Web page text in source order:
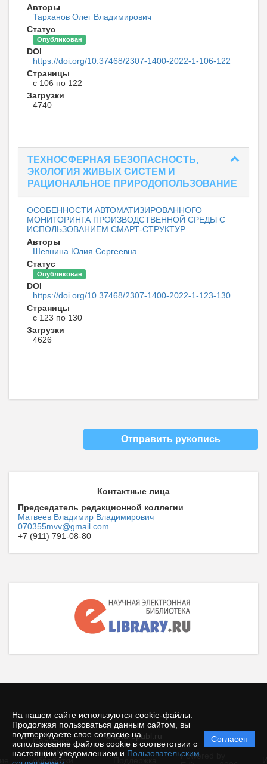
На нашем сайте используются cookie-файлы.
Продолжая пользоваться данным сайтом, вы
подтверждаете свое согласие на
использование файлов cookie в соответствии с
настоящим уведомлением и Пользовательским
Согласен
Авторы
Тарханов Олег Владимирович
Статус
Опубликован
DOI
https://doi.org/10.37468/2307-1400-2022-1-106-122
Страницы
с 106 по 122
Загрузки
4740
ТЕХНОСФЕРНАЯ БЕЗОПАСНОСТЬ,
ЭКОЛОГИЯ ЖИВЫХ СИСТЕМ И
РАЦИОНАЛЬНОЕ ПРИРОДОПОЛЬЗОВАНИЕ
ОСОБЕННОСТИ АВТОМАТИЗИРОВАННОГО
МОНИТОРИНГА ПРОИЗВОДСТВЕННОЙ СРЕДЫ С
ИСПОЛЬЗОВАНИЕМ СМАРТ-СТРУКТУР
Авторы
Шевнина Юлия Сергеевна
Статус
Опубликован
DOI
https://doi.org/10.37468/2307-1400-2022-1-123-130
Страницы
с 123 по 130
Загрузки
4626
Отправить рукопись
Контактные лица
Председатель редакционной коллегии
Матвеев Владимир Владимирович
070355mvv@gmail.com
+7 (911) 791-08-80
© futurepubl.ru
Политика
защиты и
обработки
Powered by